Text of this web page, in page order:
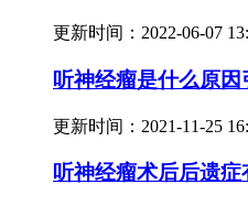
更新时间： 2022-06-07
听神经瘤是什么原
更新时间： 2021-11-25
听神经瘤术后后遗症